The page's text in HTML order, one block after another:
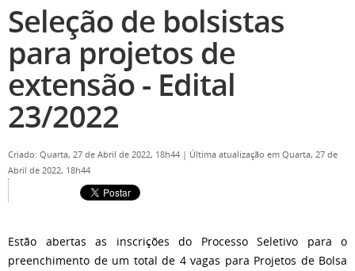
Seleção de bolsistas
para projetos de
extensão - Edital
23/2022
Criado: Quarta, 27 de Abril de 2022, 18h44 | Última atualização em Quarta, 27 de
Abril de 2022, 18h44
Estão abertas as inscrições do Processo Seletivo para o
preenchimento de um total de 4 vagas para Projetos de Bolsa